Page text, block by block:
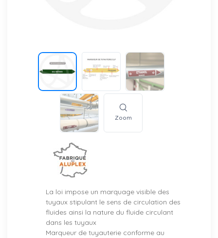
Zoom
La loi impose un marquage visible des
tuyaux stipulant le sens de circulation des
fluides ainsi la nature du fluide circulant
dans les tuyaux
Marqueur de tuyauterie conforme au